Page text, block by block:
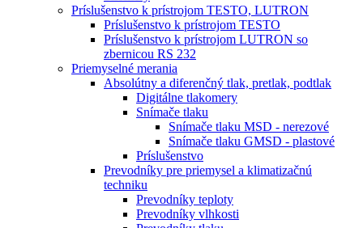
Príslušenstvo k prístrojom TESTO, LUTRON
Príslušenstvo k prístrojom TESTO
Príslušenstvo k prístrojom LUTRON so
zbernicou RS 232
Priemyselné merania
Absolútny a diferenčný tlak, pretlak, podtlak
Digitálne tlakomery
Snímače tlaku
Snímače tlaku MSD - nerezové
Snímače tlaku GMSD - plastové
Príslušenstvo
Prevodníky pre priemysel a klimatizačnú
techniku
Prevodníky teploty
Prevodníky vlhkosti